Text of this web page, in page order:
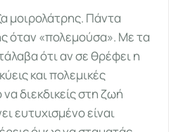
μοιρολάτρης. Πάντα
όταν «πολεμούσα». Με τα
ότι αν σε θρέφει η
και πολεμικές
διεκδικείς στη ζωή
ευτυχισμένο είναι